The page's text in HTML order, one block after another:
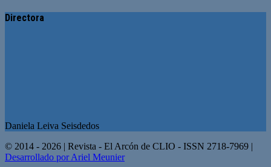
Directora
Daniela Leiva Seisdedos
© 2014 - 2026 | Revista - El Arcón de CLIO - ISSN 2718-7969 |
Desarrollado por Ariel Meunier